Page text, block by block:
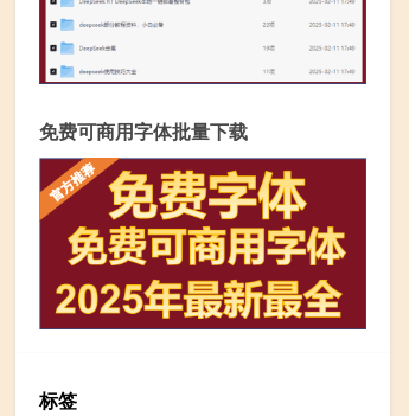
免费可商用字体批量下载
标签